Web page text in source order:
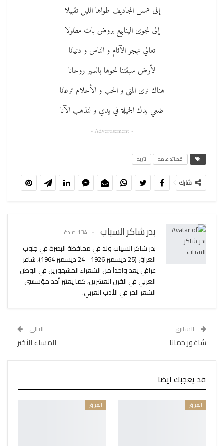
إلى همس المجاديف طواها الليل تقبيلا
إلى نجوى الينابيع بروض بات مطلولا
تعالي نهجر الآثام و الناس و دنيانا
لأرض سبقتنا نحوها بالسير روحانا
هناك نرى المنى و الحب و الأحلام ترعانا
ضعي يدك الجميلة في يدي و لنذهب الآنا
- Advertisement -
قصائد عامه نثريه
شارك
بدر شاكر السياب 134 مادة
بدر شاكر السياب ولد في محافظة البصرة في جنوب
العراق (25 ديسمبر 1926 - 24 ديسمبر 1964)، شاعر
عراقي يعد واحداً من الشعراء المشهورين في الوطن
العربي في القرن العشرين، كما يعتبر أحد مؤسسي
الشعر الحر في الأدب العربي.
السابق
شاغور حمانا
التالي
المساء الأخير
قد يعجبك ايضا
العراق العراق